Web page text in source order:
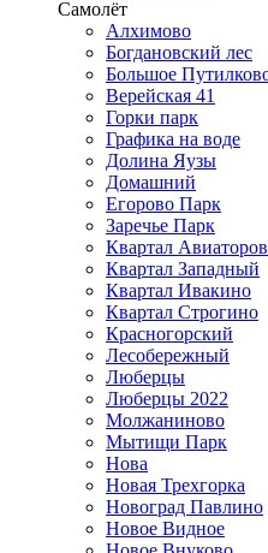
Самолёт
Алхимово
Богдановский лес
Большое
Верейская 41
Горки парк
Графика на воде
Долина Яузы
Домашний
Егорово Парк
Заречье Парк
Квартал Авиаторов
Квартал Западный
Квартал Ивакино
Квартал Строгино
Красногорский
Лесобережный
Люберцы
Люберцы 2022
Молжаниново
Мытищи Парк
Нова
Новая Трехгорка
Новоград Павлино
Новое Видное